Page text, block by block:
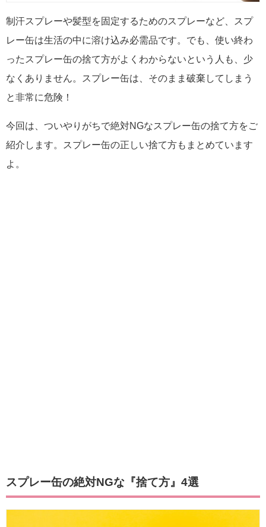
制汗スプレーや髪型を固定するためのスプレーなど、スプ
レー缶は生活の中に溶け込み必需品です。でも、使い終わ
ったスプレー缶の捨て方がよくわからないという人も、少
なくありません。スプレー缶は、そのまま破棄してしまう
と非常に危険！
今回は、ついやりがちで絶対NGなスプレー缶の捨て方をご
紹介します。スプレー缶の正しい捨て方もまとめています
よ。
スプレー缶の絶対NGな『捨て方』4選